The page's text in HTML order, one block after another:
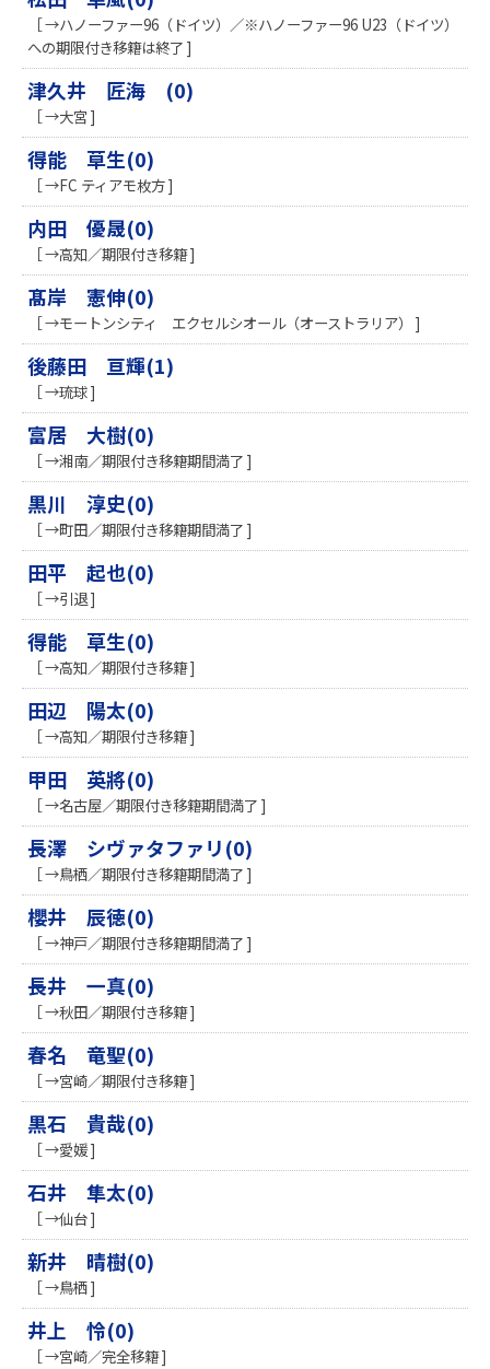
［ →ハノーファー96（ドイツ）／※ハノーファー96 U23（ドイツ）
への期限付き移籍は終了 ]
津久井 匠海 (0)
［ →大宮 ]
得能 草生(0)
［ →FC ティアモ枚方 ]
内田 優晟(0)
［ →高知／期限付き移籍 ]
髙岸 憲伸(0)
［ →モートンシティ エクセルシオール（オーストラリア） ]
後藤田 亘輝(1)
［ →琉球 ]
富居 大樹(0)
［ →湘南／期限付き移籍期間満了 ]
黒川 淳史(0)
［ →町田／期限付き移籍期間満了 ]
田平 起也(0)
［ →引退 ]
得能 草生(0)
［ →高知／期限付き移籍 ]
田辺 陽太(0)
［ →高知／期限付き移籍 ]
甲田 英將(0)
［ →名古屋／期限付き移籍期間満了 ]
長澤 シヴァタファリ(0)
［ →鳥栖／期限付き移籍期間満了 ]
櫻井 辰徳(0)
［ →神戸／期限付き移籍期間満了 ]
長井 一真(0)
［ →秋田／期限付き移籍 ]
春名 竜聖(0)
［ →宮崎／期限付き移籍 ]
黒石 貴哉(0)
［ →愛媛 ]
石井 隼太(0)
［ →仙台 ]
新井 晴樹(0)
［ →鳥栖 ]
井上 怜(0)
［ →宮崎／完全移籍 ]